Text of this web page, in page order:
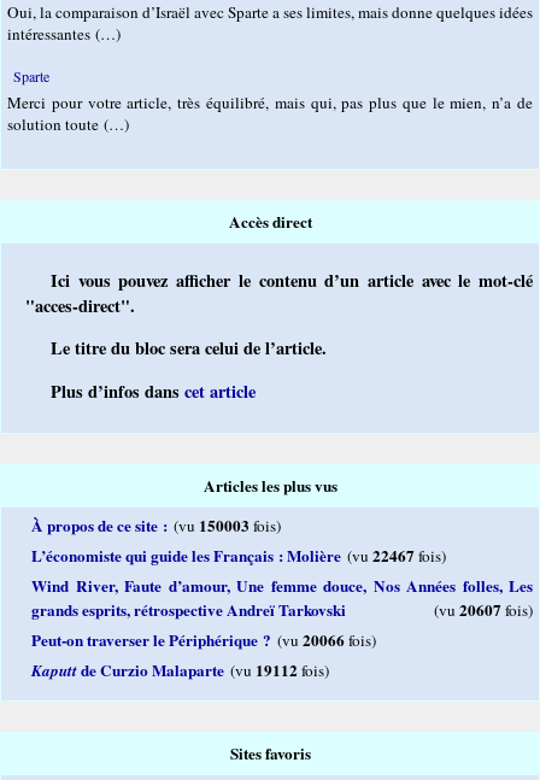
Oui, la comparaison d’Israël avec Sparte a ses limites, mais donne quelques idées
intéressantes (…)
Sparte
Merci pour votre article, très équilibré, mais qui, pas plus que le mien, n’a de
solution toute (…)
Accès direct
Ici vous pouvez afficher le contenu d’un article avec le mot-clé
"acces-direct".
Le titre du bloc sera celui de l’article.
Plus d’infos danscet article
Articles les plus vus
À propos de ce site : (vu 150003 fois)
L’économiste qui guide les Français : Molière (vu 22467fois)
Wind River, Faute d’amour, Une femme douce, Nos Années folles, Les
grands esprits, rétrospective Andreï Tarkovski
(vu 20607fois)
Peut-on traverser le Périphérique ? (vu 20066fois)
Kaputtde Curzio Malaparte (vu 19112fois)
Sites favoris